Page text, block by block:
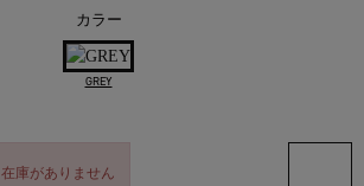
カラー
GREY
在庫がありません